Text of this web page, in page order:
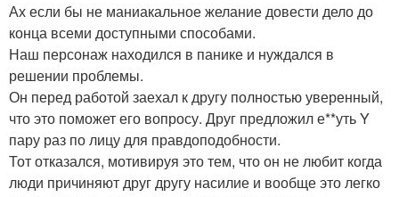
Ах если бы не маниакальное желание довести дело до
конца всеми доступными способами.
Наш персонаж находился в панике и нуждался в
решении проблемы.
Он перед работой заехал к другу полностью уверенный,
что это поможет его вопросу. Друг предложил е**уть Y
пару раз по лицу для правдоподобности.
Тот отказался, мотивируя это тем, что он не любит когда
люди причиняют друг другу насилие и вообще это легко